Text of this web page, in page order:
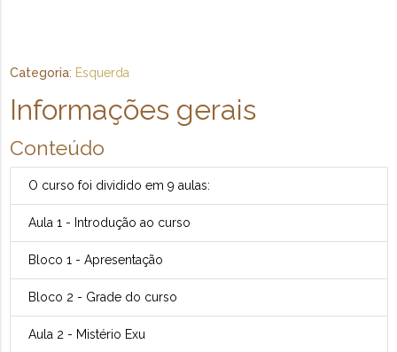
Categoria: Esquerda
Informações gerais
Conteúdo
O curso foi dividido em 9 aulas:
Aula 1 - Introdução ao curso
Bloco 1 - Apresentação
Bloco 2 - Grade do curso
Aula 2 - Mistério Exu